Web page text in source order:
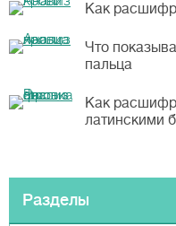
Как
Что
пальца
Как
латинскими
Разделы